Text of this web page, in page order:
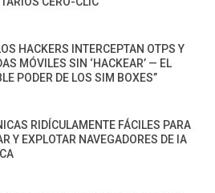
HACKERS INTERCEPTAN OTPS Y
MÓVILES SIN ‘HACKEAR’ — EL
PODER DE LOS SIM BOXES”
RIDÍCULAMENTE FÁCILES PARA
Y EXPLOTAR NAVEGADORES DE IA